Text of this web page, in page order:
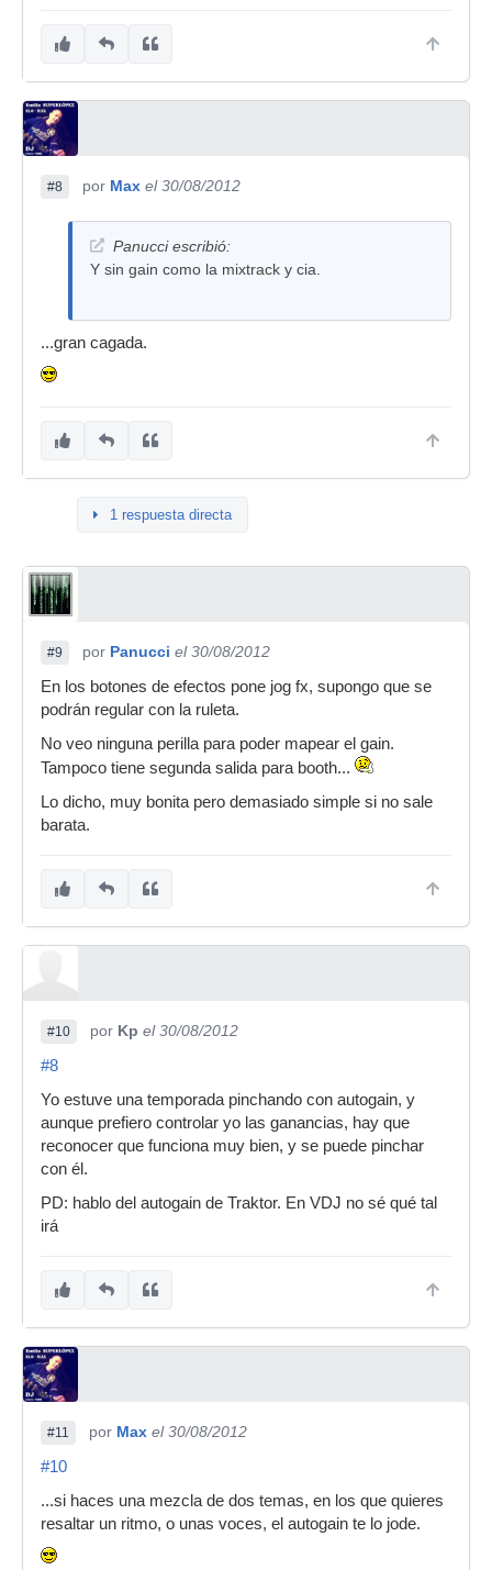
#8 por Max el 30/08/2012
Panucci escribió:
Y sin gain como la mixtrack y cia.
...gran cagada.
1 respuesta directa
#9 por Panucci el 30/08/2012
En los botones de efectos pone jog fx, supongo que se
podrán regular con la ruleta.
No veo ninguna perilla para poder mapear el gain.
Tampoco tiene segunda salida para booth...
Lo dicho, muy bonita pero demasiado simple si no sale
barata.
#10 por Kp el 30/08/2012
#8
Yo estuve una temporada pinchando con autogain, y
aunque prefiero controlar yo las ganancias, hay que
reconocer que funciona muy bien, y se puede pinchar
con él.
PD: hablo del autogain de Traktor. En VDJ no sé qué tal
irá
#11 por Max el 30/08/2012
#10
...si haces una mezcla de dos temas, en los que quieres
resaltar un ritmo, o unas voces, el autogain te lo jode.